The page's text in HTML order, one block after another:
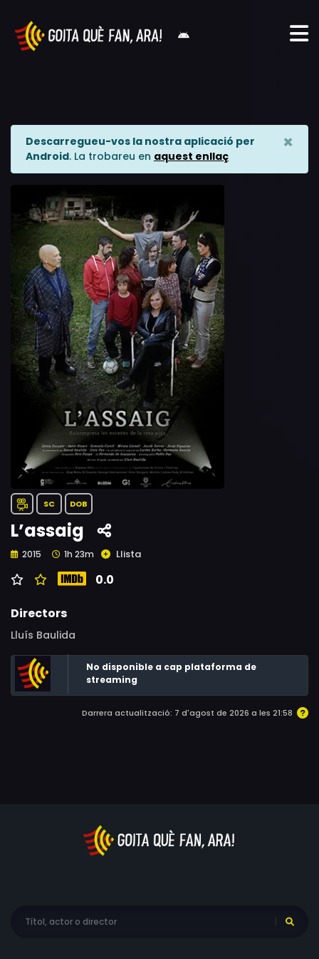
Descarregueu-vos la nostra aplicació per
Android. La trobareu en aquest enllaç
×
SC DOB
L’assaig
2015 1h 23m Llista
0.0
Directors
Lluís Baulida
No disponible a cap plataforma de
streaming
Darrera actualització: 7 d'agost de 2026 a les 21:58